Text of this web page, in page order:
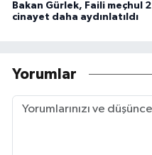
Bakan Gürlek, Faili meçhul 2
cinayet daha aydınlatıldı
Yorumlar